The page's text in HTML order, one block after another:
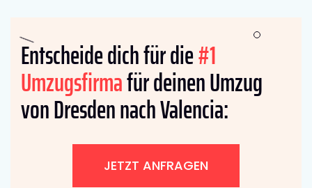
Entscheide dich für die#1
Umzugsfirmafür deinen Umzug
von Dresden nach Valencia:
JETZT ANFRAGEN